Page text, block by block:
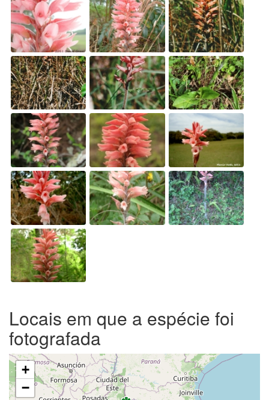
Locais em que a espécie foi
fotografada
+
−